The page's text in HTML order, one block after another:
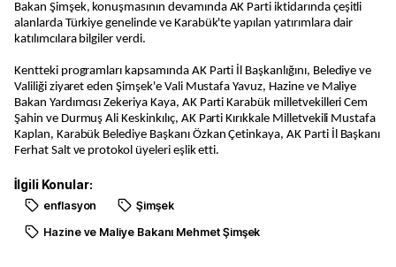
Bakan Şimşek, konuşmasının devamında AK Parti iktidarında çeşitli
alanlarda Türkiye genelinde ve Karabük'te yapılan yatırımlara dair
katılımcılara bilgiler verdi.
Kentteki programları kapsamında AK Parti İl Başkanlığını, Belediye ve
Valiliği ziyaret eden Şimşek'e Vali Mustafa Yavuz, Hazine ve Maliye
Bakan Yardımcısı Zekeriya Kaya, AK Parti Karabük milletvekilleri Cem
Şahin ve Durmuş Ali Keskinkılıç, AK Parti Kırıkkale Milletvekili Mustafa
Kaplan, Karabük Belediye Başkanı Özkan Çetinkaya, AK Parti İl Başkanı
Ferhat Salt ve protokol üyeleri eşlik etti.
İlgili Konular:
enflasyon
Şimşek
Hazine ve Maliye Bakanı Mehmet Şimşek